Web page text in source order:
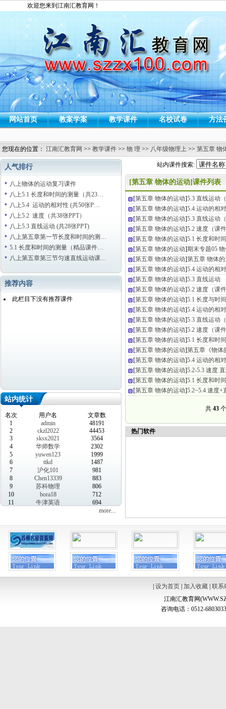
欢迎您来到江南汇教育网！
网站首页 教案学案 教学课件 名校试卷 方法
您现在的位置： 江南汇教育网 >> 教学课件 >> 物 理 >> 八年级物理上 >> 第五章 物
站内课件搜索:
人气排行
八上物体的运动复习课件
八上5.1 长度和时间的测量（共23…
八上5.4 运动的相对性 (共50张P…
八上5.2 速度（共38张PPT）
八上5.3 直线运动 (共28张PPT)
八上第五章第一节长度和时间的测…
5.1 长度和时间的测量（精品课件…
八上第五章第三节匀速直线运动课…
推荐内容
此栏目下没有推荐课件
站内统计
名次 用户名
文章数
1
admin
48191
2
ckzl2022
44453
3
sksx2021
3564
4
华师数学
2302
5
yuwen123
1999
6
ttkd
1487
7
沪化101
981
8
Chen13339
883
9
苏科物理
806
10
bora18
712
11
牛津英语
694
more...
[第五章 物体的运动]课件列表
[第五章 物体的运动]5.3 直线运动
[第五章 物体的运动]5.4 运动的相
[第五章 物体的运动]5.3 直线运动
[第五章 物体的运动]5.2 速度（课
[第五章 物体的运动]5.1 长度和时
[第五章 物体的运动]期末专题05
[第五章 物体的运动]第五章 物体
[第五章 物体的运动]5.4 运动的相
[第五章 物体的运动]5.3 直线运动
[第五章 物体的运动]5.2 速度（课
[第五章 物体的运动]5.1 长度与时
[第五章 物体的运动]5.4 运动的相
[第五章 物体的运动]5.3 直线运动
[第五章 物体的运动]5.2 速度（课
[第五章 物体的运动]5.1 长度和时
[第五章 物体的运动]第五章《物体
[第五章 物体的运动]5.4 运动的相
[第五章 物体的运动]5.2-5.3 速度
[第五章 物体的运动]5.1 长度和时
[第五章 物体的运动]5.2~5.4 速度
共 43
热门软件
设为首页| 加入收藏| 联系
江南汇教育网
咨询电话：0512-